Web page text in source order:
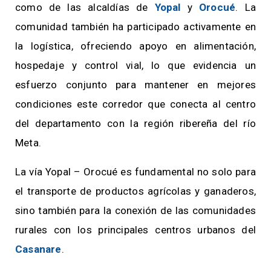
como de las alcaldías de Yopal y Orocué. La
comunidad también ha participado activamente en
la logística, ofreciendo apoyo en alimentación,
hospedaje y control vial, lo que evidencia un
esfuerzo conjunto para mantener en mejores
condiciones este corredor que conecta al centro
del departamento con la región ribereña del río
Meta.
La vía Yopal – Orocué es fundamental no solo para
el transporte de productos agrícolas y ganaderos,
sino también para la conexión de las comunidades
rurales con los principales centros urbanos del
Casanare.